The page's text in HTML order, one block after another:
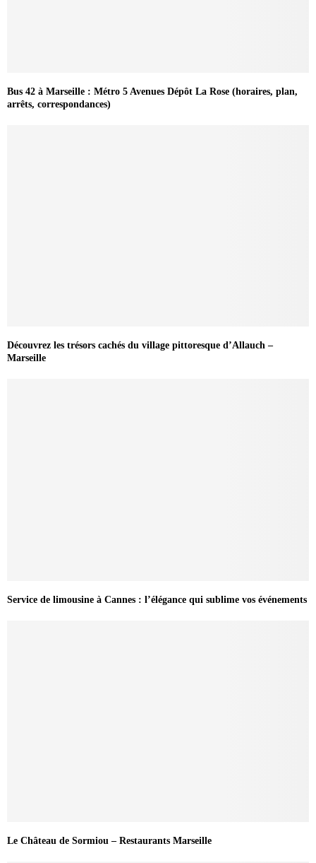
Bus 42 à Marseille : Métro 5 Avenues Dépôt La Rose (horaires, plan,
arrêts, correspondances)
Découvrez les trésors cachés du village pittoresque d’Allauch –
Marseille
Service de limousine à Cannes : l’élégance qui sublime vos événements
Le Château de Sormiou – Restaurants Marseille